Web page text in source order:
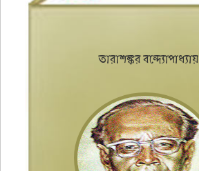
তারাশঙ্কর বন্দ্যোপাধ্যায়